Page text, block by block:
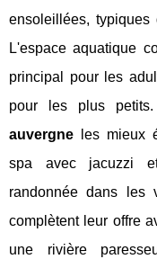
ensoleillées, typiques
L'espace aquatique
principal pour les
pour les plus
auvergne les mieux
spa avec jacuzzi
randonnée dans les
complètent leur offre
une rivière